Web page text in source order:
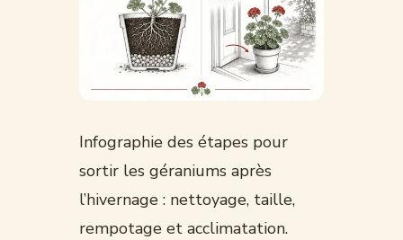
Infographie des étapes pour
sortir les géraniums après
l’hivernage : nettoyage, taille,
rempotage et acclimatation.